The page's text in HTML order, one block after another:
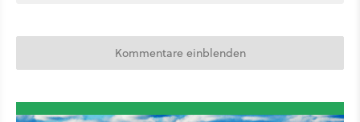
Kommentare einblenden